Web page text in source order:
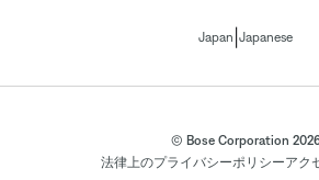
Japan Japanese
© Bose Corporation
法律上のプライバシーポリシーアク